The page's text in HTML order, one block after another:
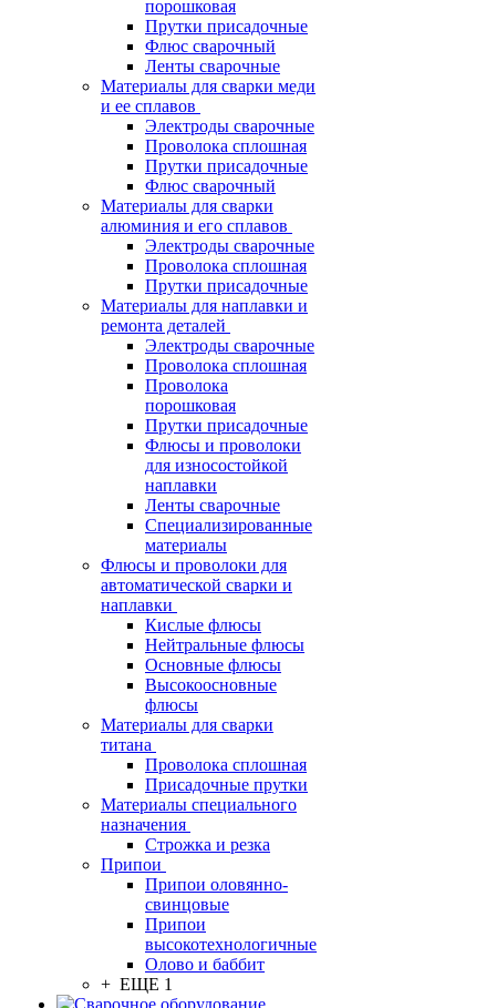
порошковая
Прутки присадочные
Флюс сварочный
Ленты сварочные
Материалы для сварки меди
и ее сплавов
Электроды сварочные
Проволока сплошная
Прутки присадочные
Флюс сварочный
Материалы для сварки
алюминия и его сплавов
Электроды сварочные
Проволока сплошная
Прутки присадочные
Материалы для наплавки и
ремонта деталей
Электроды сварочные
Проволока сплошная
Проволока
порошковая
Прутки присадочные
Флюсы и проволоки
для износостойкой
наплавки
Ленты сварочные
Специализированные
материалы
Флюсы и проволоки для
автоматической сварки и
наплавки
Кислые флюсы
Нейтральные флюсы
Основные флюсы
Высокоосновные
флюсы
Материалы для сварки
титана
Проволока сплошная
Присадочные прутки
Материалы специального
назначения
Строжка и резка
Припои
Припои оловянно-
свинцовые
Припои
высокотехнологичные
Олово и баббит
+ ЕЩЕ 1